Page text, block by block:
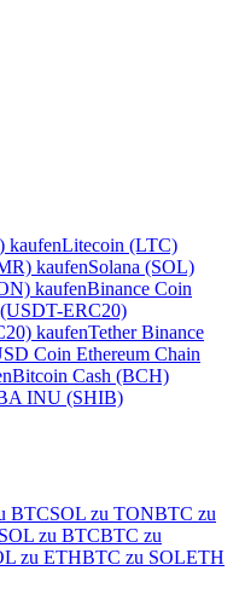
kaufenLitecoin (LTC)
kaufenSolana (SOL)
kaufenBinance Coin
ERC20)
kaufenTether Binance
Coin Ethereum Chain
Bitcoin Cash (BCH)
INU (SHIB)
BTCSOL zu TONBTC zu
SOL zu BTCBTC zu
zu ETHBTC zu SOLETH